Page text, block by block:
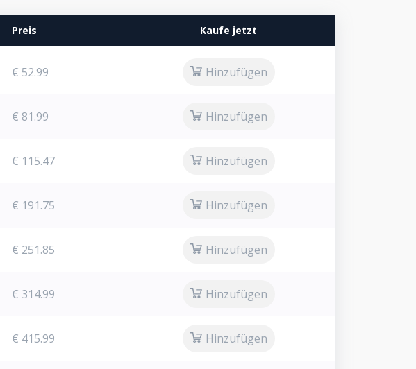
Preis Kaufe jetzt
€ 52.99 Hinzufügen
€ 81.99 Hinzufügen
€ 115.47 Hinzufügen
€ 191.75 Hinzufügen
€ 251.85 Hinzufügen
€ 314.99 Hinzufügen
€ 415.99 Hinzufügen